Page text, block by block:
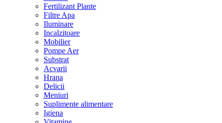
Fertilizant Plante
Filtre Apa
Iluminare
Incalzitoare
Mobilier
Pompe Aer
Substrat
Acvarii
Hrana
Delicii
Meniuri
Suplimente alimentare
Igiena